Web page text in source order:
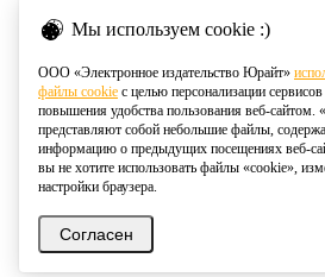
Мы используем cookie :)
ООО «Электронное издательство Юрайт»
файлы cookie с целью персонализации
повышения удобства пользования веб-сайтом.
представляют собой небольшие файлы,
информацию о предыдущих посещениях веб-
вы не хотите использовать файлы «cookie»,
настройки браузера.
Согласен